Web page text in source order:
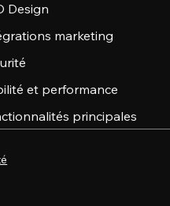
Design
marketing
et performance
principales